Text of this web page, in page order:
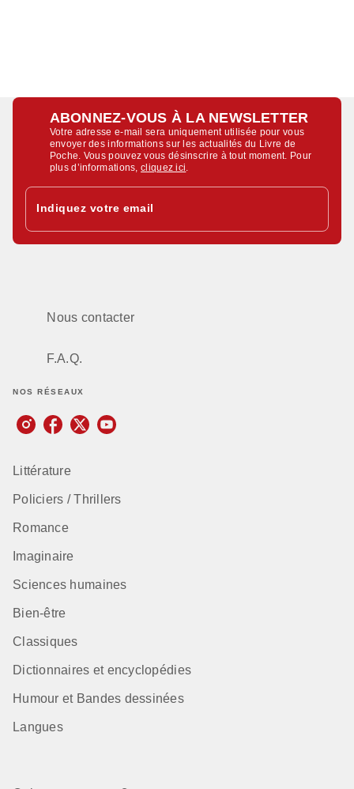
ABONNEZ-VOUS À LA NEWSLETTER
Votre adresse e-mail sera uniquement utilisée pour vous
envoyer des informations sur les actualités du Livre de
Poche. Vous pouvez vous désinscrire à tout moment. Pour
plus d’informations,cliquez ici
Indiquez votre email
Nous contacter
F.A.Q.
NOS RÉSEAUX
Littérature
Policiers / Thrillers
Romance
Imaginaire
Sciences humaines
Bien-être
Classiques
Dictionnaires et encyclopédies
Humour et Bandes dessinées
Langues